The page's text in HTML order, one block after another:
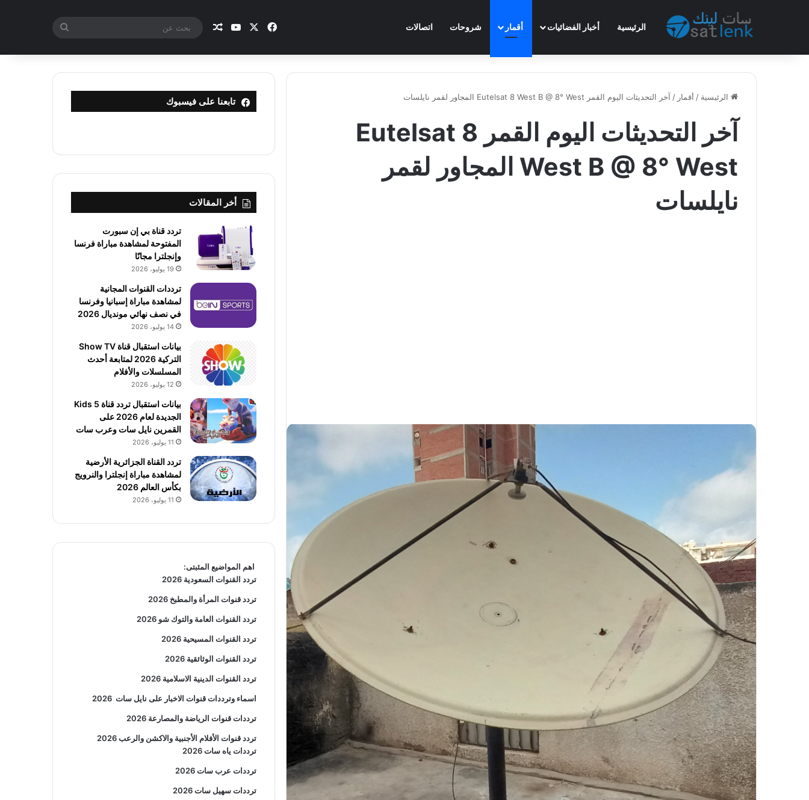
الرئيسية أخبار الفضائيات أقمار شروحات اتصالات فيسبوك يوتيوب مقال عشوائي
الرئيسية / أقمار / آخر التحديثات اليوم القمر Eutelsat 8 West B @ 8° West المجاور لقمر نايلسات
آخر التحديثات اليوم القمر Eutelsat 8
West B @ 8° West المجاور لقمر
نايلسات
تابعنا على فيسبوك
أخر المقالات
تردد قناة بي إن سبورت
المفتوحة لمشاهدة مباراة فرنسا
وإنجلترا مجانًا
19 يوليو، 2026
ترددات القنوات المجانية
لمشاهدة مباراة إسبانيا وفرنسا
في نصف نهائي مونديال 2026
14 يوليو، 2026
بيانات استقبال قناة Show TV
التركية 2026 لمتابعة أحدث
المسلسلات والأفلام
12 يوليو، 2026
بيانات استقبال تردد قناة 5 Kids
الجديدة لعام 2026 على
القمرين نايل سات وعرب سات
11 يوليو، 2026
تردد القناة الجزائرية الأرضية
لمشاهدة مباراة إنجلترا والنرويج
بكأس العالم 2026
11 يوليو، 2026
اهم المواضيع المثبتى:
تردد القنوات السعودية 2026
تردد قنوات المرأة والمطبخ 2026
تردد القنوات العامة والتوك شو 2026
تردد القنوات المسيحية 2026
تردد القنوات الوثائقية 2026
تردد القنوات الدينية الاسلامية 2026
اسماء وترددات قنوات الاخبار على نايل سات2026
ترددات قنوات الرياضة والمصارعة2026
تردد قنوات الأفلام الأجنبية والاكشن والرعب2026
ترددات ياه سات 2026
ترددات عرب سات 2026
ترددات سهيل سات 2026